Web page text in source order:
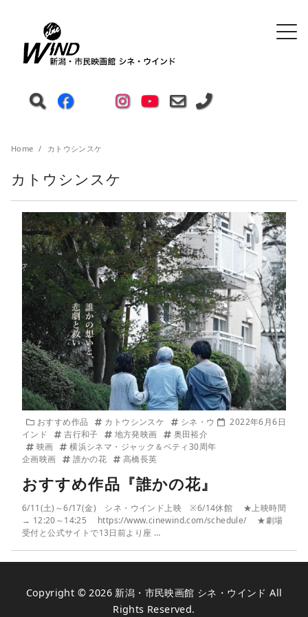
Home カトウシンスケ
カトウシンスケ
おすすめ作品 カトウシンスケ
シネ・ウ
インド
吉行和子 地方発映画
奥田裕介
映画
横浜シネマ・ジャック＆ベティ30周年
企画映画
誰かの花 高橋長英
2022年6月6日
おすすめ作品『誰かの花』
6/11(土)～6/17(金) シネ・ウインド上映 ※6/14休館 ★上映時間
→ 12:20～14:25 https://www.cinewind.com/schedule/ ★劇場
受付と公式サイトで13日前より座 …
Copyright © 2026 新潟・市民映画館 シネ・ウインド All
Rights Reserved.